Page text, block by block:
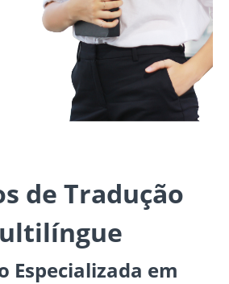
de Tradução
Especializada em